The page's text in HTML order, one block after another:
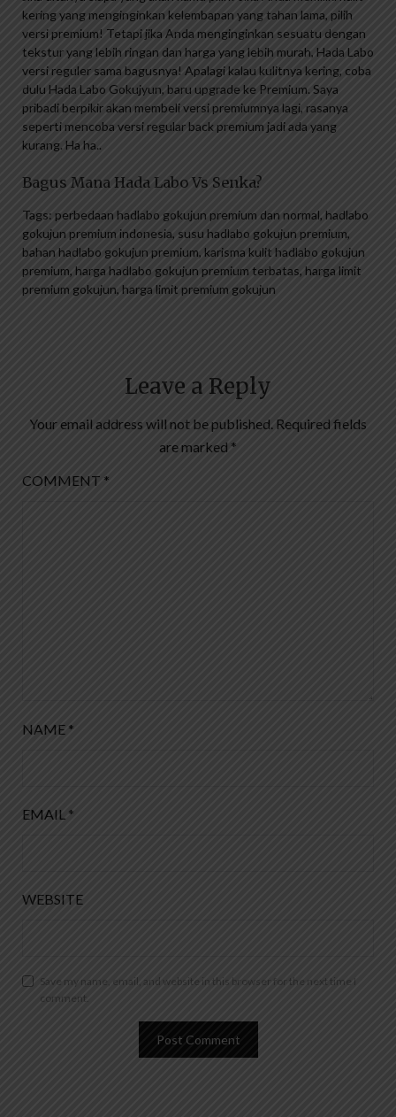
kering yang menginginkan kelembapan yang tahan lama, pilih
versi premium! Tetapi jika Anda menginginkan sesuatu dengan
tekstur yang lebih ringan dan harga yang lebih murah, Hada Labo
versi reguler sama bagusnya! Apalagi kalau kulitnya kering, coba
dulu Hada Labo Gokujyun, baru upgrade ke Premium. Saya
pribadi berpikir akan membeli versi premiumnya lagi, rasanya
seperti mencoba versi regular back premium jadi ada yang
kurang. Ha ha..
Bagus Mana Hada Labo Vs Senka?
Tags: perbedaan hadlabo gokujun premium dan normal, hadlabo
gokujun premium indonesia, susu hadlabo gokujun premium,
bahan hadlabo gokujun premium, karisma kulit hadlabo gokujun
premium, harga hadlabo gokujun premium terbatas, harga limit
premium gokujun, harga limit premium gokujun
Leave a Reply
Your email address will not be published. Required fields
are marked *
COMMENT *
NAME *
EMAIL *
WEBSITE
Save my name, email, and website in this browser for the next time I
comment.